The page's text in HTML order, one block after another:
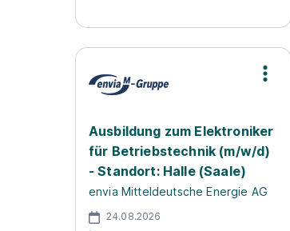
Ausbildung zum Elektroniker
für Betriebstechnik (m/w/d)
- Standort: Halle (Saale)
envia Mitteldeutsche Energie AG
24.08.2026